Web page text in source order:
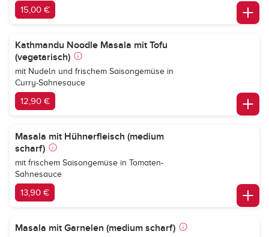
15,00 €
Kathmandu Noodle Masala mit Tofu
(vegetarisch)
mit Nudeln und frischem Saisongemüse in
Curry-Sahnesauce
12,90 €
Masala mit Hühnerfleisch (medium
scharf)
mit frischem Saisongemüse in Tomaten-
Sahnesauce
13,90 €
Masala mit Garnelen (medium scharf)